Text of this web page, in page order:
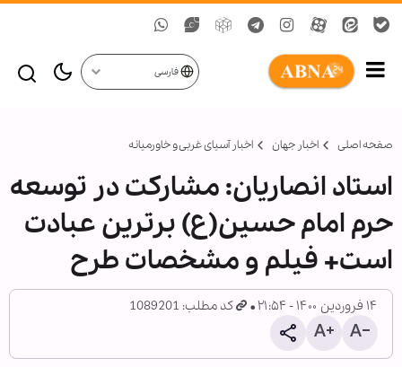
فارسی
صفحه اصلی اخبار جهان اخبار آسیای غربی و خاورمیانه
استاد انصاریان: مشارکت در توسعه
حرم امام حسین(ع) برترین عبادت
است+ فیلم و مشخصات طرح
۱۴ فروردین ۱۴۰۰ - ۲۱:۵۴ کد مطلب: 1089201